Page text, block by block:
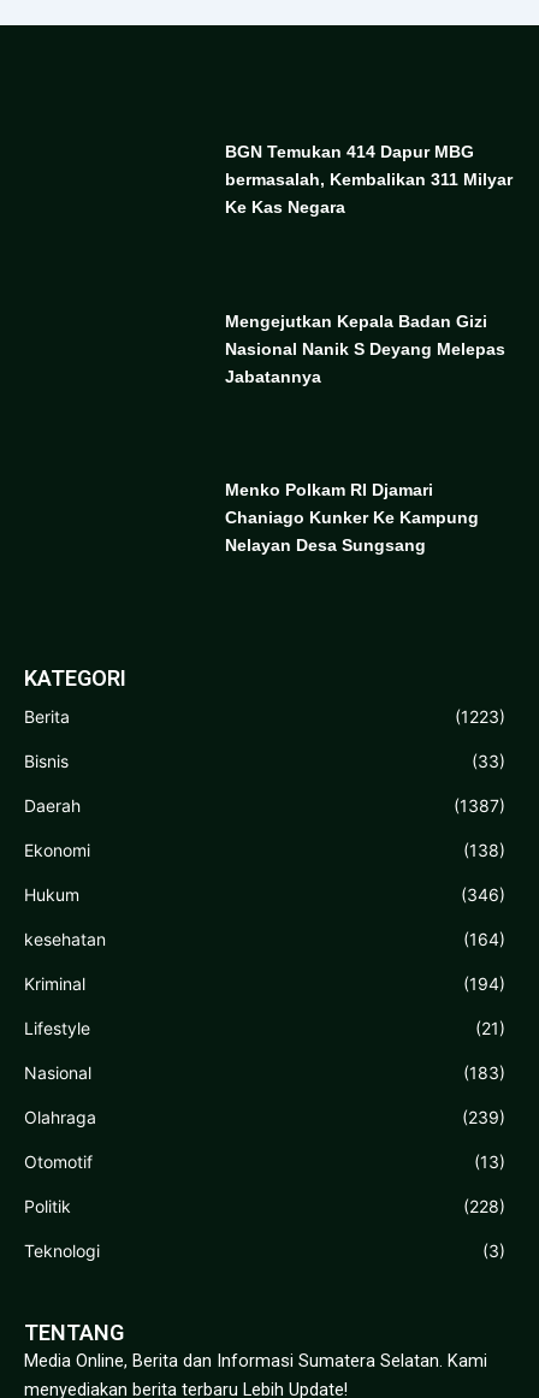
BGN Temukan 414 Dapur MBG
bermasalah, Kembalikan 311 Milyar
Ke Kas Negara
Mengejutkan Kepala Badan Gizi
Nasional Nanik S Deyang Melepas
Jabatannya
Menko Polkam RI Djamari
Chaniago Kunker Ke Kampung
Nelayan Desa Sungsang
KATEGORI
Berita (1223)
Bisnis (33)
Daerah (1387)
Ekonomi (138)
Hukum (346)
kesehatan (164)
Kriminal (194)
Lifestyle (21)
Nasional (183)
Olahraga (239)
Otomotif (13)
Politik (228)
Teknologi (3)
TENTANG
Media Online, Berita dan Informasi Sumatera Selatan. Kami
menyediakan berita terbaru Lebih Update!